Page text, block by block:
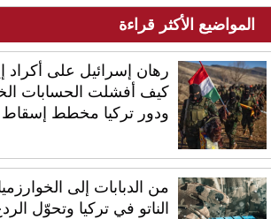
المواضيع الأكثر قراءة
رهان إسرائيل على أكراد
كيف أفشلت الحسابات
ودور تركيا مخطط إسقاط
من الدبابات إلى
الناتو في تركيا وتحوّل